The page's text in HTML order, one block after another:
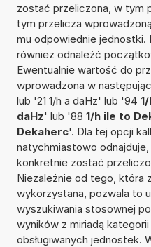
zostać przeliczona, w tym
tym przelicza
mu odpowiednie jednostki.
również odnaleźć
Ewentualnie wartość do
wprowadzona w
lub '21 1/h a daHz' lub '94
daHz' lub '88 1/h ile to
Dekaherc'. Dla tej opcji
natychmiastowo
konkretnie zostać
Niezależnie od tego, która
wykorzystana, pozwala to
wyszukiwania stosownej
wyników z miriadą
obsługiwanych jednostek.